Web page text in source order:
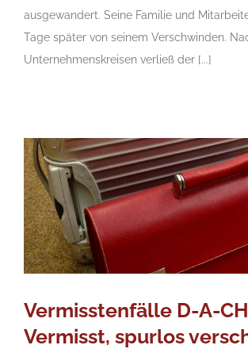
ausgewandert. Seine Familie und
Tage später von seinem Verschwinden.
Unternehmenskreisen verließ der [...]
Vermisstenfälle D-A-
Vermisst, spurlos